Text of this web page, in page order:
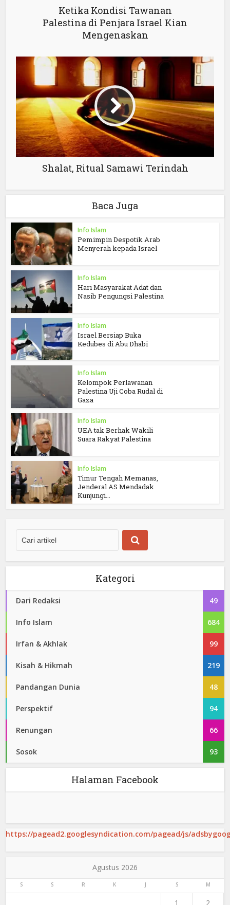
Ketika Kondisi Tawanan
Palestina di Penjara Israel Kian
Mengenaskan
Shalat, Ritual Samawi Terindah
Baca Juga
Info Islam
Pemimpin Despotik Arab
Menyerah kepada Israel
Info Islam
Hari Masyarakat Adat dan
Nasib Pengungsi Palestina
Info Islam
Israel Bersiap Buka
Kedubes di Abu Dhabi
Info Islam
Kelompok Perlawanan
Palestina Uji Coba Rudal di
Gaza
Info Islam
UEA tak Berhak Wakili
Suara Rakyat Palestina
Info Islam
Timur Tengah Memanas,
Jenderal AS Mendadak
Kunjungi...
Kategori
Dari Redaksi 49
Info Islam 684
Irfan & Akhlak 99
Kisah & Hikmah 219
Pandangan Dunia 48
Perspektif 94
Renungan 66
Sosok 93
Halaman Facebook
https://pagead2.googlesyndication.com/pagead/js/
Agustus 2026
S S R K J S M
1 2